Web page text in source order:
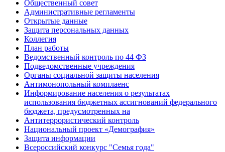
Общественный совет
Административные регламенты
Открытые данные
Защита персональных данных
Коллегия
План работы
Ведомственный контроль по 44 ФЗ
Подведомственные учреждения
Органы социальной защиты населения
Антимонопольный комплаенс
Информирование населения о результатах
использования бюджетных ассигнований федерального
бюджета, предусмотренных на
Антитеррористический контроль
Национальный проект «Демография»
Защита информации
Всероссийский конкурс "Семья года"